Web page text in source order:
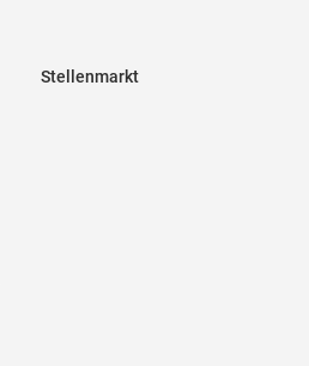
Stellenmarkt